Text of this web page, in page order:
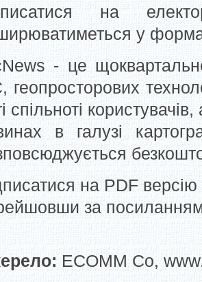
на
у
- це
геопросторових
спільноті
в галузі
на PDF
за
ECOMM Co,